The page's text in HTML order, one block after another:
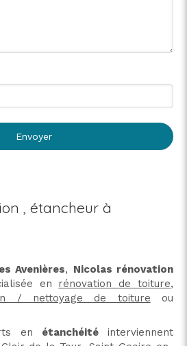
Envoyer
, étancheur à
Avenières, Nicolas rénovation
en rénovation de toiture,
/ nettoyage de toiture ou
en étanchéitéinterviennent